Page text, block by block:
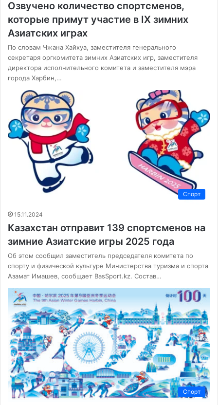
Озвучено количество спортсменов,
которые примут участие в IX зимних
Азиатских играх
По словам Чжана Хайхуа, заместителя генерального
секретаря оргкомитета зимних Азиатских игр, заместителя
директора исполнительного комитета и заместителя мэра
города Харбин,…
Спорт
15.11.2024
Казахстан отправит 139 спортсменов на
зимние Азиатские игры 2025 года
Об этом сообщил заместитель председателя комитета по
спорту и физической культуре Министерства туризма и спорта
Азамат Имашев, сообщает BasSport.kz. Состав…
Спорт